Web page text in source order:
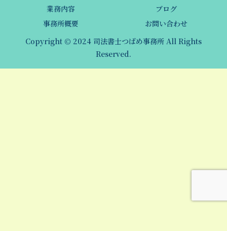
業務内容
ブログ
事務所概要
お問い合わせ
Copyright © 2024 司法書士つばめ事務所 All Rights
Reserved.